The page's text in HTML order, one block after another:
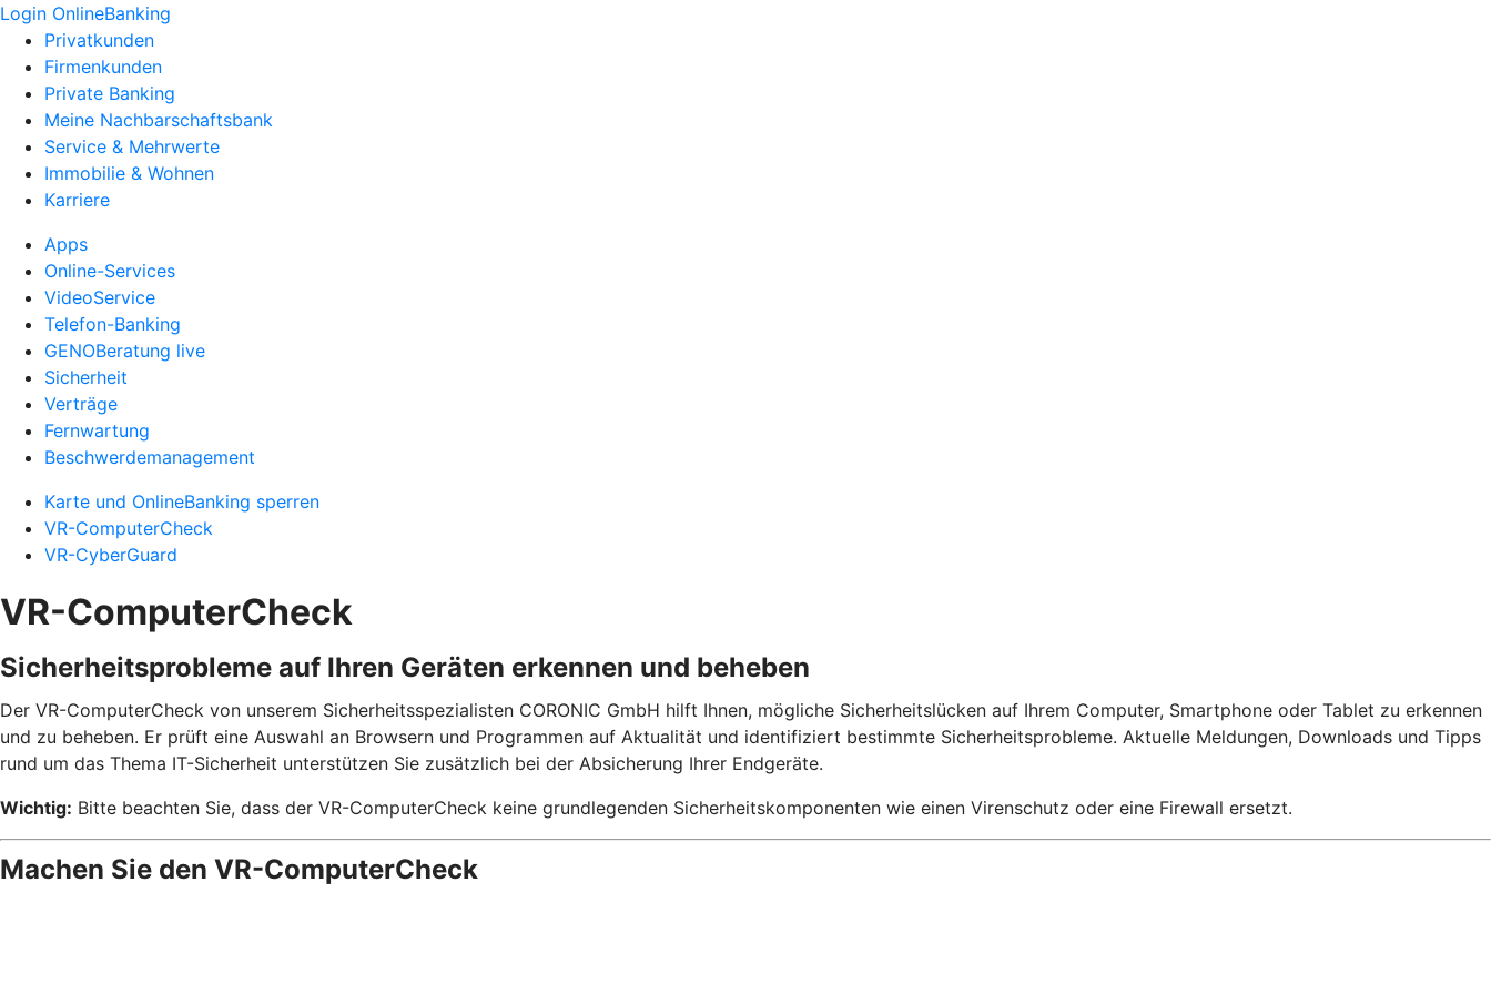
Login OnlineBanking
Privatkunden
Firmenkunden
Private Banking
Meine Nachbarschaftsbank
Service & Mehrwerte
Immobilie & Wohnen
Karriere
Apps
Online-Services
VideoService
Telefon-Banking
GENOBeratung live
Sicherheit
Verträge
Fernwartung
Beschwerdemanagement
Karte und OnlineBanking sperren
VR-ComputerCheck
VR-CyberGuard
VR-ComputerCheck
Sicherheitsprobleme auf Ihren Geräten erkennen und beheben
Der VR-ComputerCheck von unserem Sicherheitsspezialisten CORONIC GmbH hilft Ihnen, mögliche Sicherheitslücken auf Ihrem Computer, Smartphone oder Tablet zu erkennen
und zu beheben. Er prüft eine Auswahl an Browsern und Programmen auf Aktualität und identifiziert bestimmte Sicherheitsprobleme. Aktuelle Meldungen, Downloads und Tipps
rund um das Thema IT-Sicherheit unterstützen Sie zusätzlich bei der Absicherung Ihrer Endgeräte.
Wichtig: Bitte beachten Sie, dass der VR-ComputerCheck keine grundlegenden Sicherheitskomponenten wie einen Virenschutz oder eine Firewall ersetzt.
Machen Sie den VR-ComputerCheck